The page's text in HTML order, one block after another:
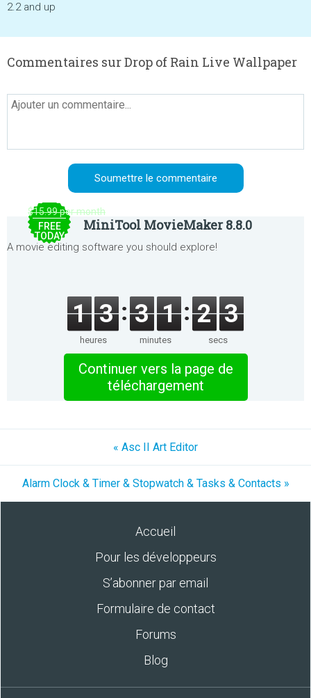
2.2 and up
Commentaires sur Drop of Rain Live Wallpaper
$15.99 per month
FREE
TODAY
MiniTool MovieMaker 8.8.0
A movie editing software you should explore!
1 3
heures
3 1
minutes
2 3
secs
Continuer vers la page de
téléchargement
« Asc II Art Editor
Alarm Clock & Timer & Stopwatch & Tasks & Contacts »
Accueil
Pour les développeurs
S’abonner par email
Formulaire de contact
Forums
Blog